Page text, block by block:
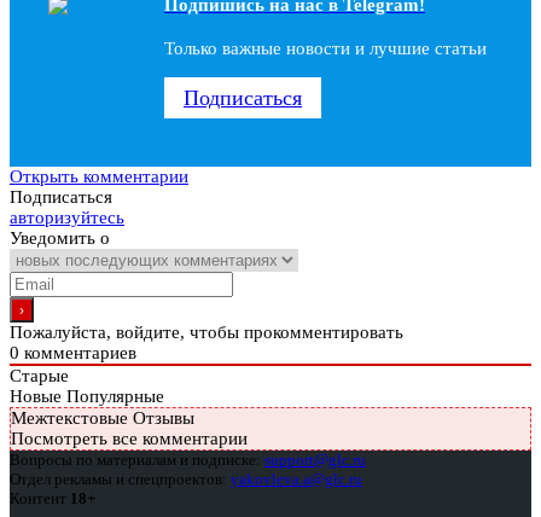
Подпишись на наc в Telegram!
Только важные новости и лучшие статьи
Подписаться
Открыть комментарии
Подписаться
авторизуйтесь
Уведомить о
Пожалуйста, войдите, чтобы прокомментировать
0 комментариев
Старые
Новые Популярные
Межтекстовые Отзывы
Посмотреть все комментарии
Вопросы по материалам и подписке: support@glc.ru
Отдел рекламы и спецпроектов: yakovleva.a@glc.ru
Контент 18+